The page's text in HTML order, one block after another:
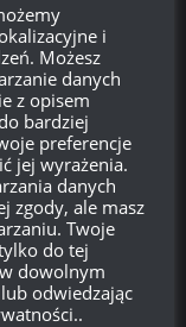
2019 22:25
mają
to bo arta tamto.
bo po co myśleć
jechać .
i
Możesz
danych
z opisem
bardziej
preferencje
jej wyrażenia.
danych
zgody, ale masz
Twoje
do tej
dowolnym
odwiedzając